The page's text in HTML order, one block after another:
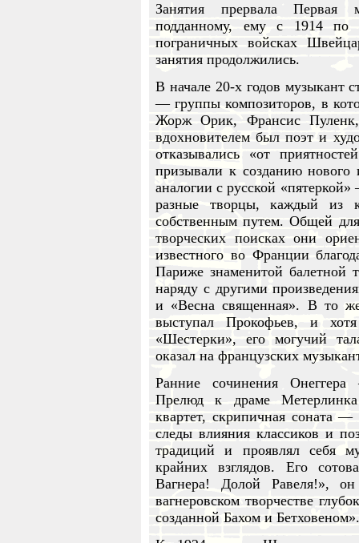
Занятия прервала Первая
подданному, ему с 1914 по
пограничных войсках
занятия продолжились.
В начале 20-х годов музыкант
— группы композиторов, в
Жорж Орик, Франсис
вдохновителем был поэт и
отказывались «от
призывали к созданию нового
аналогии с русской
разные творцы, каждый из
собственным путем. Общей
творческих поисках они
известного во Франции
Париже знаменитой балетной
наряду с другими
и «Весна священная». В то
выступал Прокофьев, и
«Шестерки», его могучий
оказал на французских
Ранние сочинения
Прелюд к драме
квартет, скрипичная соната
следы влияния классиков и
традиций и проявлял себя
крайних взглядов. Его
Вагнера! Долой Равеля!»,
вагнеровском творчестве
созданной Бахом и Бетховеном».